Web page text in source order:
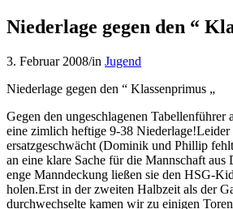
Niederlage gegen den “
3. Februar 2008/in Jugend
Niederlage gegen den “ Klassenprimus „
Gegen den ungeschlagenen Tabellenführer
eine zimlich heftige 9-38 Niederlage!Leider
ersatzgeschwächt (Dominik und Phillip
an eine klare Sache für die Mannschaft
enge Manndeckung ließen sie den HSG-
holen.Erst in der zweiten Halbzeit als der
durchwechselte kamen wir zu einigen